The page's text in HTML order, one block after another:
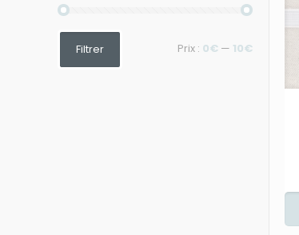
Filtrer Prix : 0€ — 10€